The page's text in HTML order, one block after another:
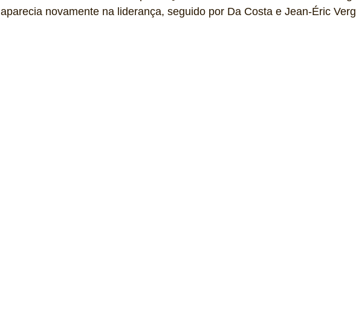
aparecia novamente na liderança, seguido por Da Costa e Jean-Éric